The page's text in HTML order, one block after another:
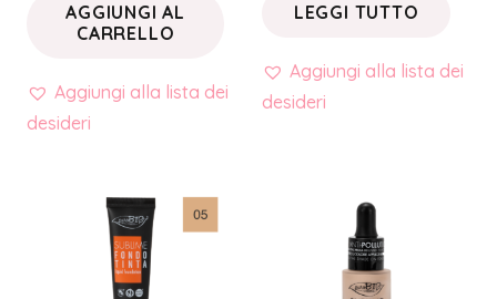
AGGIUNGI AL
CARRELLO
Aggiungi alla lista dei
desideri
LEGGI TUTTO
Aggiungi alla lista dei
desideri